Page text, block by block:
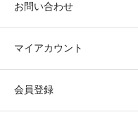
お問い合わせ
マイアカウント
会員登録